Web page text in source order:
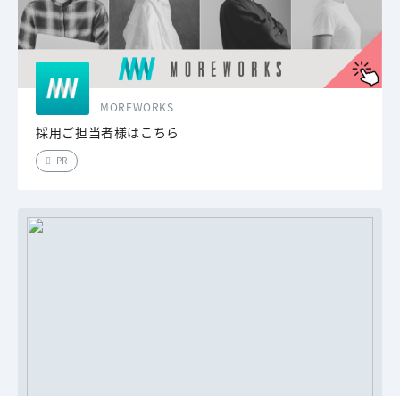
MOREWORKS
採用ご担当者様はこちら
PR